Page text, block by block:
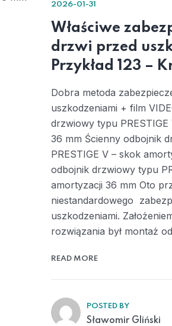
2026-01-31
Właściwe
drzwi przed
Przykład 123 –
Dobra metoda
uszkodzeniami + film
drzwiowy typu
36 mm Ścienny odbojnik
PRESTIGE V – skok
odbojnik drzwiowy typu
amortyzacji 36 mm Oto
niestandardowego
uszkodzeniami.
rozwiązania był montaż
READ MORE
POSTED BY
Sławomir Gliński